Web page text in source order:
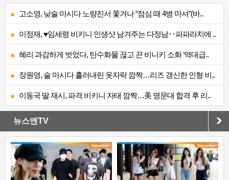
고소영, 낮술 마시다 노량진서 쫓겨나 “점심 때 4병 마셔”(바..
이정재, ♥임세령 비키니 인생샷 남겨주는 다정남‥파파라치에 ..
혜리 과감하게 벗었다, 탄수화물 끊고 끈 비니키 소화 ‘역대급..
장원영, 술 마시다 흘러내린 옷자락 깜짝…리즈 갱신한 인형 비..
이동국 딸 재시, 파격 비키니 자태 깜짝…美 명문대 합격 후 리..
뉴스엔TV